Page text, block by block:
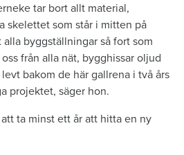
tar bort allt material,
skelettet som står i mitten på
byggställningar så fort som
från alla nät, bygghissar oljud
bakom de här gallrena i två års
projektet, säger hon.
ta minst ett år att hitta en ny